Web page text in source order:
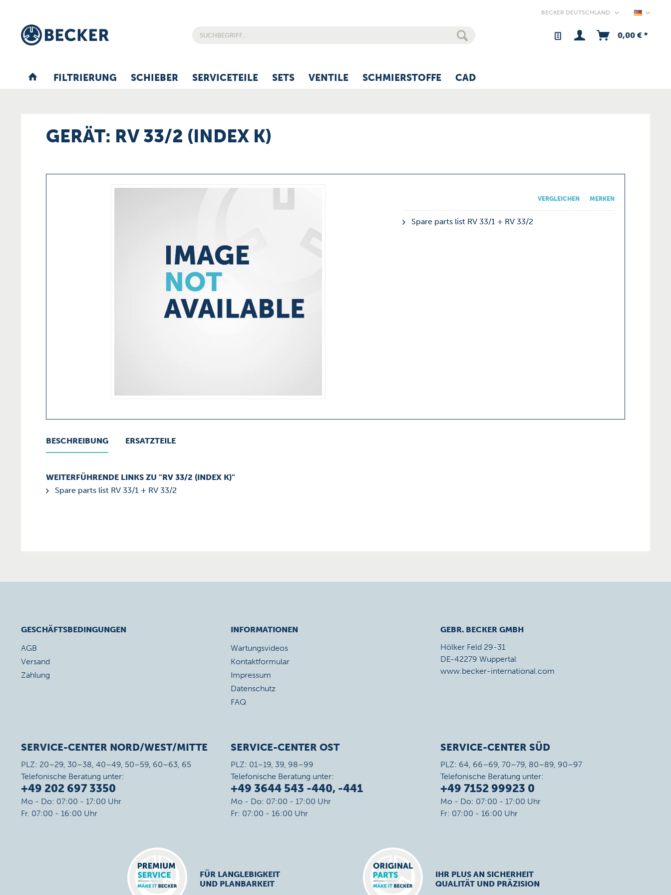
0,00 € *
FILTRIERUNG SCHIEBER SERVICETEILE SETS VENTILE SCHMIERSTOFFE CAD
GERÄT: RV 33/2 (INDEX K)
VERGLEICHEN MERKEN
Spare parts list RV 33/1 + RV 33/2
BESCHREIBUNG ERSATZTEILE
WEITERFÜHRENDE LINKS ZU "RV 33/2 (INDEX K)"
Spare parts list RV 33/1 + RV 33/2
GESCHÄFTSBEDINGUNGEN
AGB
Versand
Zahlung
INFORMATIONEN
Wartungsvideos
Kontaktformular
Impressum
Datenschutz
FAQ
GEBR. BECKER GMBH
Hölker Feld 29-31
DE-42279 Wuppertal
www.becker-international.com
SERVICE-CENTER NORD/WEST/MITTE
PLZ: 20–29, 30–38, 40–49, 50–59, 60–63, 65
Telefonische Beratung unter:
+49 202 697 3350
Mo - Do: 07:00 - 17:00 Uhr
Fr. 07:00 - 16:00 Uhr
SERVICE-CENTER OST
PLZ: 01–19, 39, 98–99
Telefonische Beratung unter:
+49 3644 543 -440, -441
Mo - Do: 07:00 - 17:00 Uhr
Fr: 07:00 - 16:00 Uhr
SERVICE-CENTER SÜD
PLZ: 64, 66–69, 70–79, 80–89, 90–97
Telefonische Beratung unter:
+49 7152 99923 0
Mo - Do: 07:00 - 17:00 Uhr
Fr: 07:00 - 16:00 Uhr
FÜR LANGLEBIGKEIT
UND PLANBARKEIT
IHR PLUS AN SICHERHEIT
QUALITÄT UND PRÄZISION